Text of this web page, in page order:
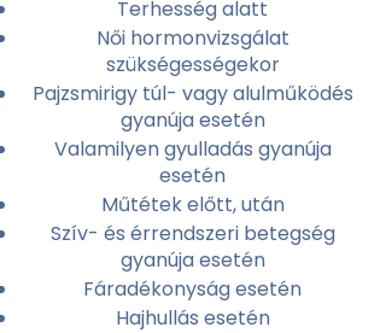
Terhesség alatt
Női hormonvizsgálat
szükségességekor
Pajzsmirigy túl- vagy alulműködés
gyanúja esetén
Valamilyen gyulladás gyanúja
esetén
Műtétek előtt, után
Szív- és érrendszeri betegség
gyanúja esetén
Fáradékonyság esetén
Hajhullás esetén